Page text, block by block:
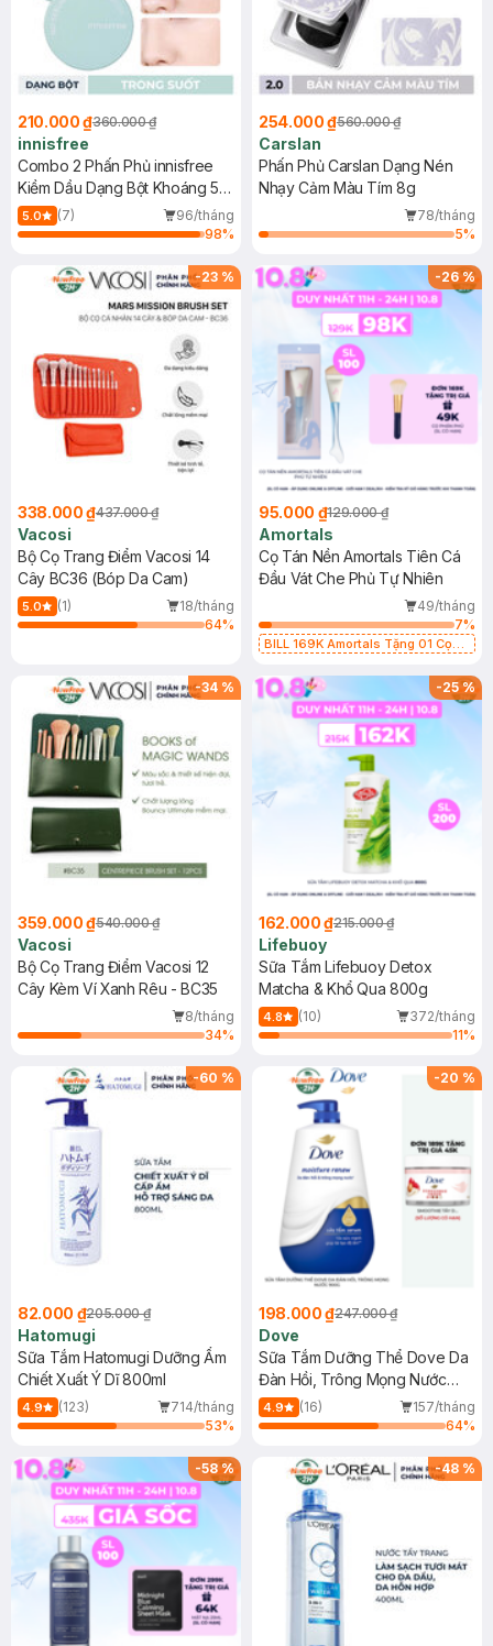
210.000 ₫360.000 ₫
innisfree
Combo 2 Phấn Phủ innisfree
Kiềm Dầu Dạng Bột Khoáng 5g
(Mới)
5.0 (7)
96/tháng
98%
254.000 ₫560.000 ₫
Carslan
Phấn Phủ Carslan Dạng Nén
Nhạy Cảm Màu Tím 8g
78/tháng
5%
-23 %
338.000 ₫437.000 ₫
Vacosi
Bộ Cọ Trang Điểm Vacosi 14
Cây BC36 (Bóp Da Cam)
5.0 (1)
18/tháng
64%
-26%
95.000 ₫129.000 ₫
Amortals
Cọ Tán Nền Amortals Tiên Cá
Đầu Vát Che Phủ Tự Nhiên
49/tháng
7%
BILL 169K Amortals Tặng 01 Cọ
Cấp (SL có hạn)
-34 %
359.000 ₫540.000 ₫
Vacosi
Bộ Cọ Trang Điểm Vacosi 12
Cây Kèm Ví Xanh Rêu - BC35
8/tháng
34%
-25%
162.000 ₫215.000 ₫
Lifebuoy
Sữa Tắm Lifebuoy Detox
Matcha & Khổ Qua 800g
4.8 (10)
372/tháng
11%
-60 %
82.000 ₫205.000 ₫
Hatomugi
Sữa Tắm Hatomugi Dưỡng Ẩm
Chiết Xuất Ý Dĩ 800ml
4.9 (123)
714/tháng
53%
-20 %
198.000 ₫247.000 ₫
Dove
Sữa Tắm Dưỡng Thể Dove Da
Đàn Hồi, Trông Mọng Nước
900g
4.9 (16)
157/tháng
64%
-58% -48 %